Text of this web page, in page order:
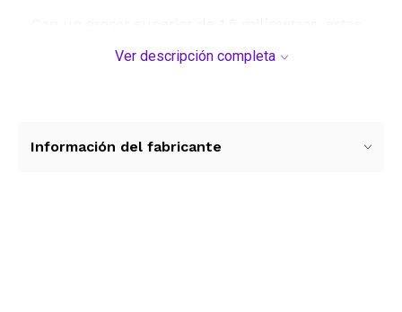
duraderas que las alfombrillas plásticas
antideslizante que proporciona un agarre firme
Ver descripción completa
Información del fabricante